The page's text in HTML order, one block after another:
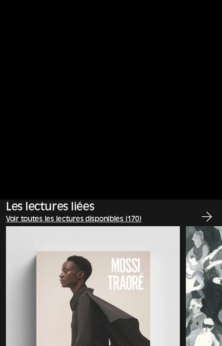
Les lectures liées
Voir toutes les lectures disponibles (170)